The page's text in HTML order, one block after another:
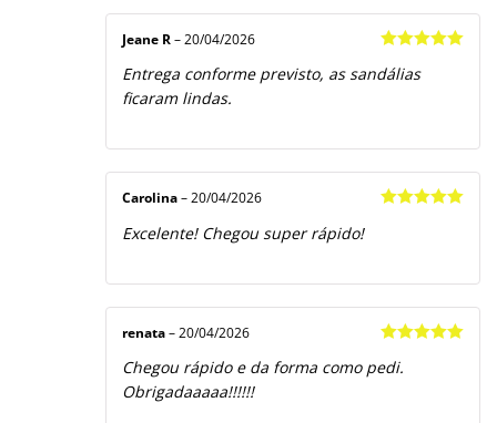
de 5
Jeane R – 20/04/2026
Entrega conforme previsto, as sandálias
ficaram lindas.
Carolina – 20/04/2026
Excelente! Chegou super rápido!
de 5
renata – 20/04/2026
Chegou rápido e da forma como pedi.
Obrigadaaaaa!!!!!!